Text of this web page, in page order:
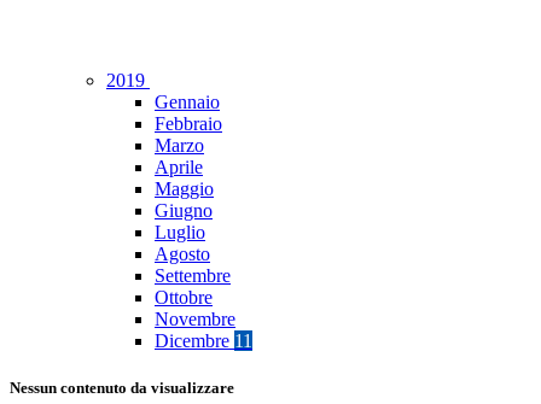
2019
Gennaio
Febbraio
Marzo
Aprile
Maggio
Giugno
Luglio
Agosto
Settembre
Ottobre
Novembre
Dicembre 11
Nessun contenuto da visualizzare